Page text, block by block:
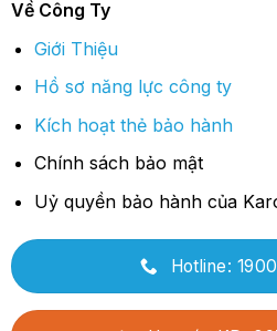
Về Công Ty
Giới Thiệu
Hồ sơ năng lực công ty
Kích hoạt thẻ bảo hành
Chính sách bảo mật
Uỷ quyền bảo hành của
Hotline: